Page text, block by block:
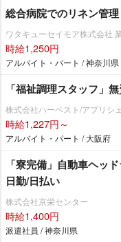
総合病院でのリネン管
ワタキューセイモア株式会社
時給1,250円
アルバイト・パート / 神奈川県
「福祉調理スタッフ」
株式会社ハーベスト/アプリシ
時給1,227円～
アルバイト・パート / 大阪府
「寮完備」自動車ヘッ
日勤/日払い
株式会社京栄センター
時給1,400円
派遣社員 / 神奈川県